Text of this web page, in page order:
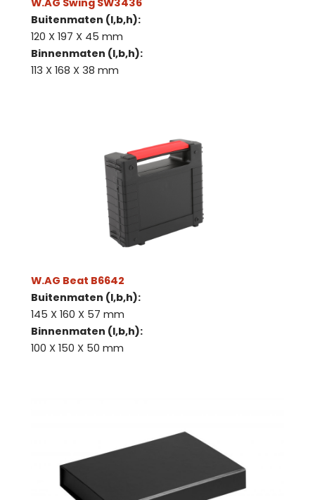
W.AG Swing SW3436
Buitenmaten (l,b,h):
120 X 197 X 45 mm
Binnenmaten (l,b,h):
113 X 168 X 38 mm
W.AG Beat B6642
Buitenmaten (l,b,h):
145 X 160 X 57 mm
Binnenmaten (l,b,h):
100 X 150 X 50 mm